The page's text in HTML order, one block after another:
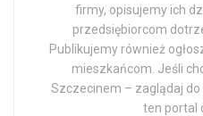
firmy, opisujemy ich
przedsiębiorcom
Publikujemy również
mieszkańcom. Jeśli
Szczecinem – zaglądaj
ten portal